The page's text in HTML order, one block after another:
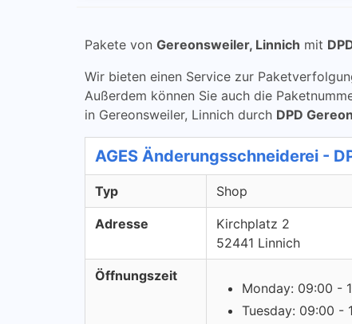
Pakete von Gereonsweiler, Linnich mit
Wir bieten einen Service zur
Außerdem können Sie auch die
in Gereonsweiler, Linnich durch DPD
AGES Änderungsschneiderei -
Typ Shop
Adresse
Kirchplatz 2
52441 Linnich
Öffnungszeit
Monday: 09:00 -
Tuesday: 09:00 -